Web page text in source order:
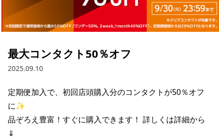
最大コンタクト50％オフ
2025.09.10
定期便加入で、初回店頭購入分のコンタクトが50％オフ
に✨
品ぞろえ豊富！すぐに購入できます！ 詳しくは詳細から
⇓